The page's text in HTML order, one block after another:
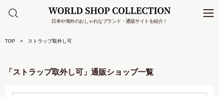
日本や海外のおしゃれなブランド・通販サイトを紹介！
TOP ストラップ取外し可
「ストラップ取外し可」通販ショップ一覧